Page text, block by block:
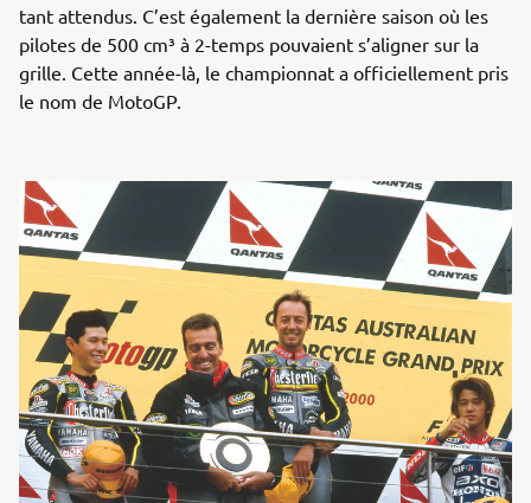
tant attendus. C’est également la dernière saison où les
pilotes de 500 cm³ à 2-temps pouvaient s’aligner sur la
grille. Cette année-là, le championnat a officiellement pris
le nom de MotoGP.